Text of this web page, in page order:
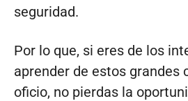
seguridad.
Por lo que, si eres de los
aprender de estos grandes
oficio, no pierdas la